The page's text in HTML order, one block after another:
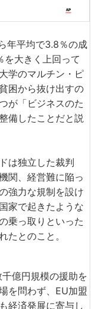
年平均で3.8％の成
を大きく上回って
学のマルチン・ピ
困から抜け出すの
が「ビジネスのた
備したことだと説
は独立した裁判
関、経営難に陥っ
強力な規制を設け
家で起きたような
乗っ取りといった
たとのこと。
億円規模の援助を
を問わず、EU加盟
経済発展に寄与し